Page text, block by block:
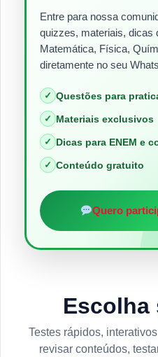
Entre para nossa
quizzes, materiais, dicas
Matemática, Física,
diretamente no seu
✓ Questões para
✓ Materiais exclusivos
✓ Dicas para ENEM e
✓ Conteúdo gratuito
Quero
Escolha
Testes rápidos,
revisar conteúdos,